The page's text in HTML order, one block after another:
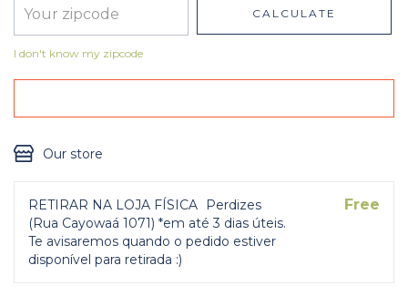
CALCULATE
I don't know my zipcode
Our store
RETIRAR NA LOJA FÍSICA
Perdizes
(Rua Cayowaá 1071) *em até 3 dias úteis.
Te avisaremos quando o pedido estiver
disponível para retirada :)
Free